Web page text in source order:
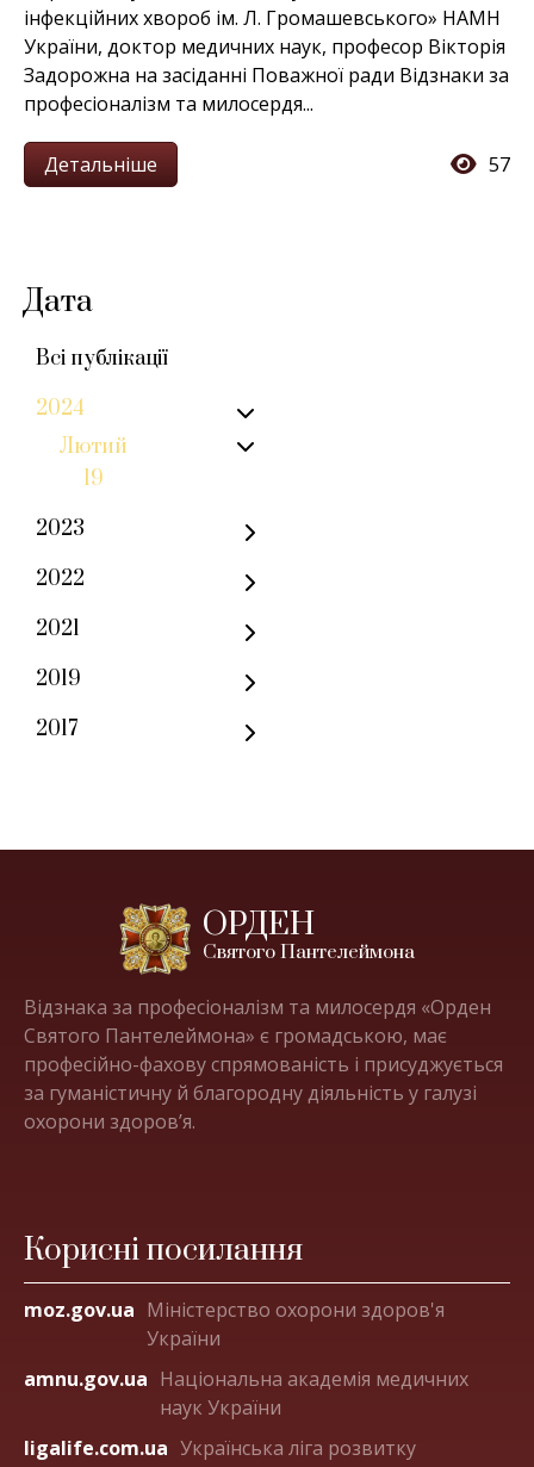
Дата
Всі публікації
2024
Лютий
19
2023
2022
2021
2019
2017
інфекційних хвороб ім. Л. Громашевського» НАМН
України, доктор медичних наук, професор Вікторія
Задорожна на засіданні Поважної ради Відзнаки за
професіоналізм та милосердя...
Детальніше 57
ОРДЕН
Святого Пантелеймона
Відзнака за професіоналізм та милосердя «Орден
Святого Пантелеймона» є громадською, має
професійно-фахову спрямованість і присуджується
за гуманістичну й благородну діяльність у галузі
охорони здоров’я.
Корисні посилання
moz.gov.ua Міністерство охорони здоров'я
України
amnu.gov.ua Національна академія медичних
наук України
ligalife.com.ua Українська ліга розвитку